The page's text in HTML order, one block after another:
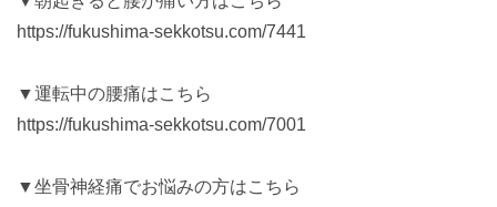
https://fukushima-sekkotsu.com/7441
▼運転中の腰痛はこちら
https://fukushima-sekkotsu.com/7001
▼坐骨神経痛でお悩みの方はこちら